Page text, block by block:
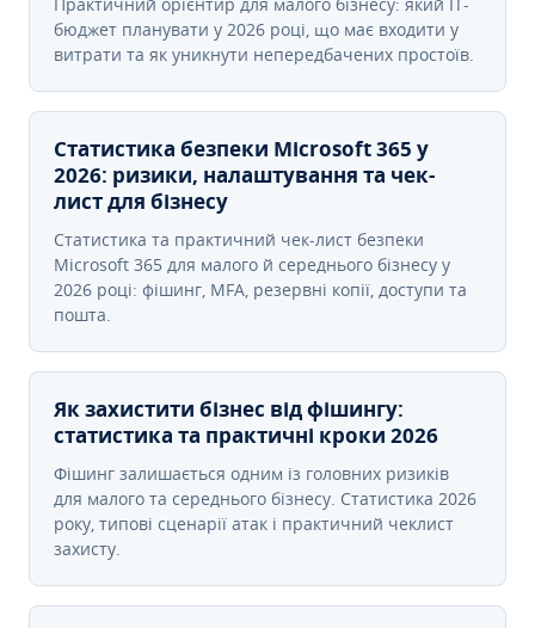
бюджет планувати у 2026 році, що має входити у
витрати та як уникнути непередбачених простоїв.
Статистика безпеки Microsoft 365 у
2026: ризики, налаштування та чек-
лист для бізнесу
Статистика та практичний чек-лист безпеки
Microsoft 365 для малого й середнього бізнесу у
2026 році: фішинг, MFA, резервні копії, доступи та
пошта.
Як захистити бізнес від фішингу:
статистика та практичні кроки 2026
Фішинг залишається одним із головних ризиків
для малого та середнього бізнесу. Статистика 2026
року, типові сценарії атак і практичний чеклист
захисту.